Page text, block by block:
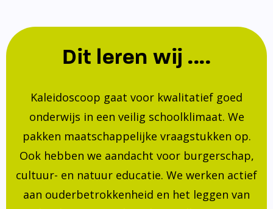
Dit leren wij ....
Kaleidoscoop gaat voor kwalitatief goed
onderwijs in een veilig schoolklimaat. We
pakken maatschappelijke vraagstukken op.
Ook hebben we aandacht voor burgerschap,
cultuur- en natuur educatie. We werken actief
aan ouderbetrokkenheid en het leggen van